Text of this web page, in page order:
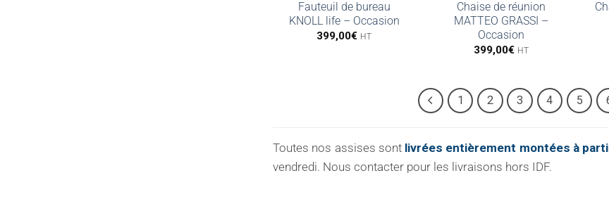
Fauteuil de bureau
KNOLL life – Occasion
399,00€ HT
Chaise de réunion
MATTEO GRASSI –
Occasion
399,00€ HT
1 2 3 4 5
Toutes nos assises sont livrées entièrement montées à
vendredi. Nous contacter pour les livraisons hors IDF.